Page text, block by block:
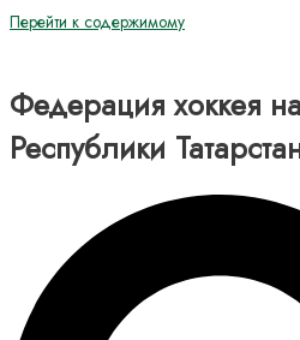
Перейти к содержимому
Федерация хоккея
Республики